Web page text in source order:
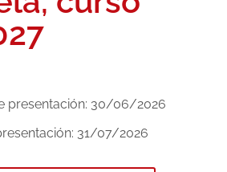
presentación: 30/06/2026
31/07/2026